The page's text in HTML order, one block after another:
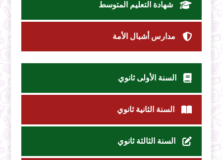
شهادة التعليم المتوسط
مدارس أشبال الأمة
السنة الأولى ثانوي
السنة الثانية ثانوي
السنة الثالثة ثانوي